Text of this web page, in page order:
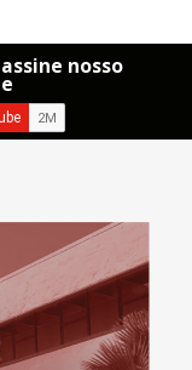
nosso